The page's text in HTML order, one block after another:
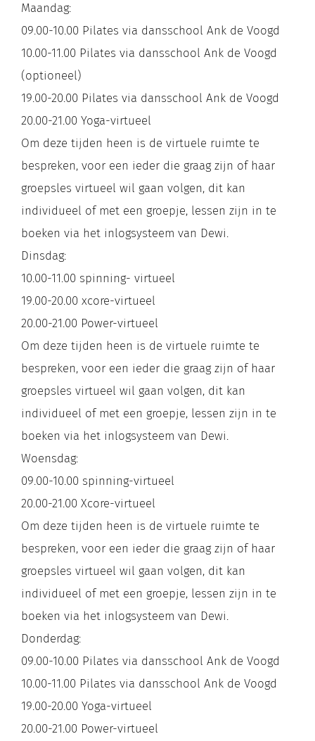
Maandag:
09.00-10.00 Pilates via dansschool Ank de Voogd
10.00-11.00 Pilates via dansschool Ank de Voogd
(optioneel)
19.00-20.00 Pilates via dansschool Ank de Voogd
20.00-21.00 Yoga-virtueel
Om deze tijden heen is de virtuele ruimte te
bespreken, voor een ieder die graag zijn of haar
groepsles virtueel wil gaan volgen, dit kan
individueel of met een groepje, lessen zijn in te
boeken via het inlogsysteem van Dewi.
Dinsdag:
10.00-11.00 spinning- virtueel
19.00-20.00 xcore-virtueel
20.00-21.00 Power-virtueel
Om deze tijden heen is de virtuele ruimte te
bespreken, voor een ieder die graag zijn of haar
groepsles virtueel wil gaan volgen, dit kan
individueel of met een groepje, lessen zijn in te
boeken via het inlogsysteem van Dewi.
Woensdag:
09.00-10.00 spinning-virtueel
20.00-21.00 Xcore-virtueel
Om deze tijden heen is de virtuele ruimte te
bespreken, voor een ieder die graag zijn of haar
groepsles virtueel wil gaan volgen, dit kan
individueel of met een groepje, lessen zijn in te
boeken via het inlogsysteem van Dewi.
Donderdag:
09.00-10.00 Pilates via dansschool Ank de Voogd
10.00-11.00 Pilates via dansschool Ank de Voogd
19.00-20.00 Yoga-virtueel
20.00-21.00 Power-virtueel